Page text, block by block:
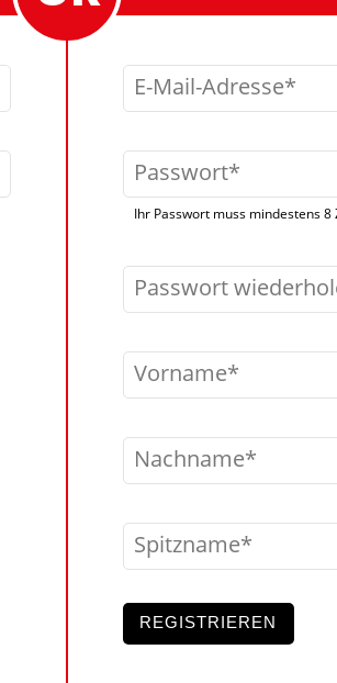
E-Mail-Adresse
Passwort
Ihr Passwort muss mindestens 8
Passwort
Vorname
Nachname
Spitzname
REGISTRIEREN